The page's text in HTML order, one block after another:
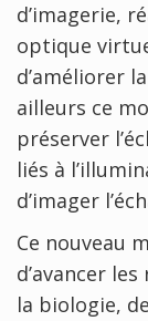
d’imagerie,
optique
d’améliorer
ailleurs ce
préserver
liés à
d’imager
Ce nouveau
d’avancer
la biologie,